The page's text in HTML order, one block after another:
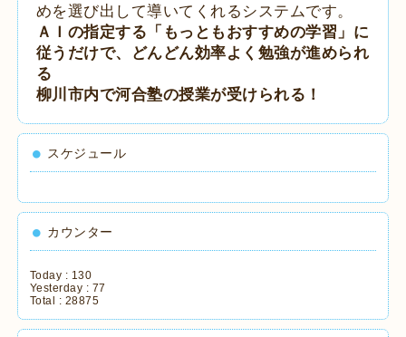
めを選び出して導いてくれるシステムです。
ＡＩの指定する「もっともおすすめの学習」に
従うだけで、どんどん効率よく勉強が進められ
る
柳川市内で河合塾の授業が受けられる！
スケジュール
カウンター
Today : 130
Yesterday : 77
Total : 28875